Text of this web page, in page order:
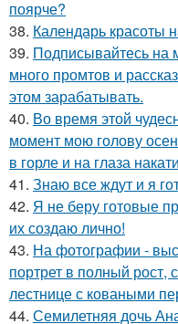
поярче?
38. Календарь красоты
39. Подписывайтесь на
много промтов и
этом зарабатывать.
40. Во время этой
момент мою голову
в горле и на глаза
41. Знаю все ждут и я
42. Я не беру готовые
их создаю лично!
43. На фотографии -
портрет в полный
лестнице с коваными
44. Семилетняя дочь